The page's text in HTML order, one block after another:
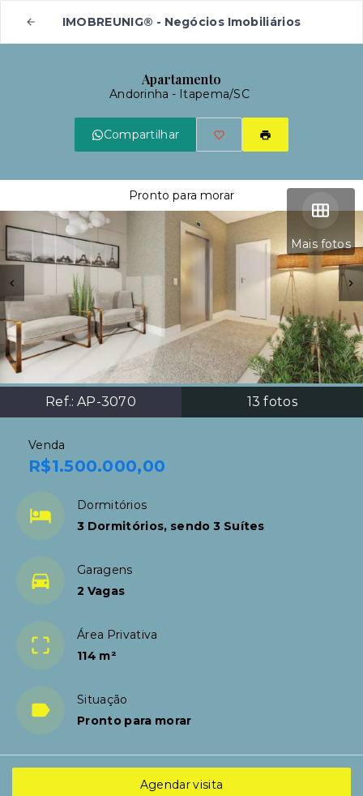
IMOBREUNIG® - Negócios Imobiliários
Apartamento
Andorinha - Itapema/SC
Compartilhar
Mais fotos
Ref.: AP-3070 13 fotos
Pronto para morar
Venda
R$1.500.000,00
Dormitórios
3 Dormitórios, sendo 3 Suítes
Garagens
2 Vagas
Área Privativa
114 m²
Situação
Pronto para morar
Agendar visita